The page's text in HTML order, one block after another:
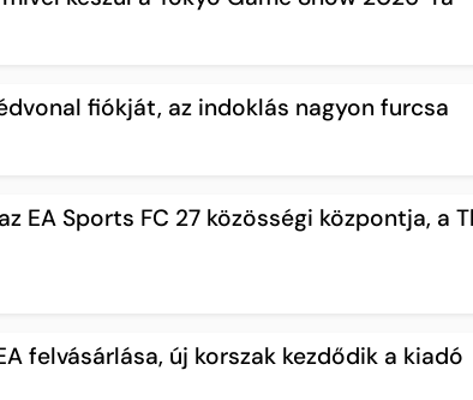
fiókját, az indoklás nagyon furcsa
EA Sports FC 27 közösségi központja, a
felvásárlása, új korszak kezdődik a kiadó